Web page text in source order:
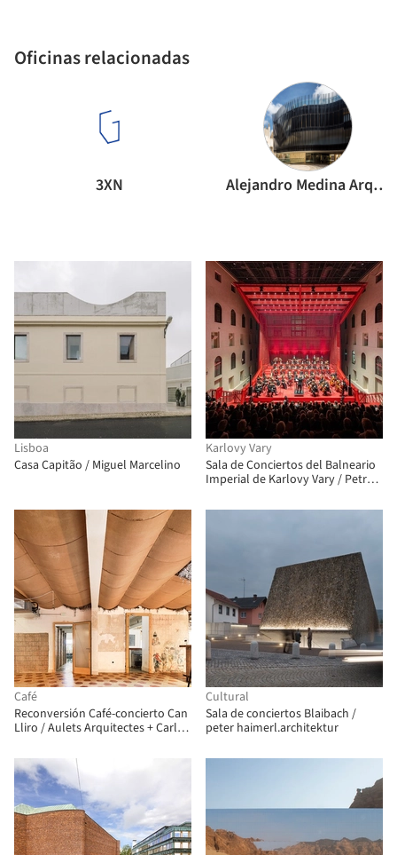
Oficinas relacionadas
3XN Alejandro Medina Arquitectura
Lisboa
Casa Capitão / Miguel Marcelino
Karlovy Vary
Sala de Conciertos del Balneario
Imperial de Karlovy Vary / Petr
Café
Reconversión Café-concierto Can
Lliro / Aulets Arquitectes + Carles
Cultural
Sala de conciertos Blaibach /
peter haimerl.architektur